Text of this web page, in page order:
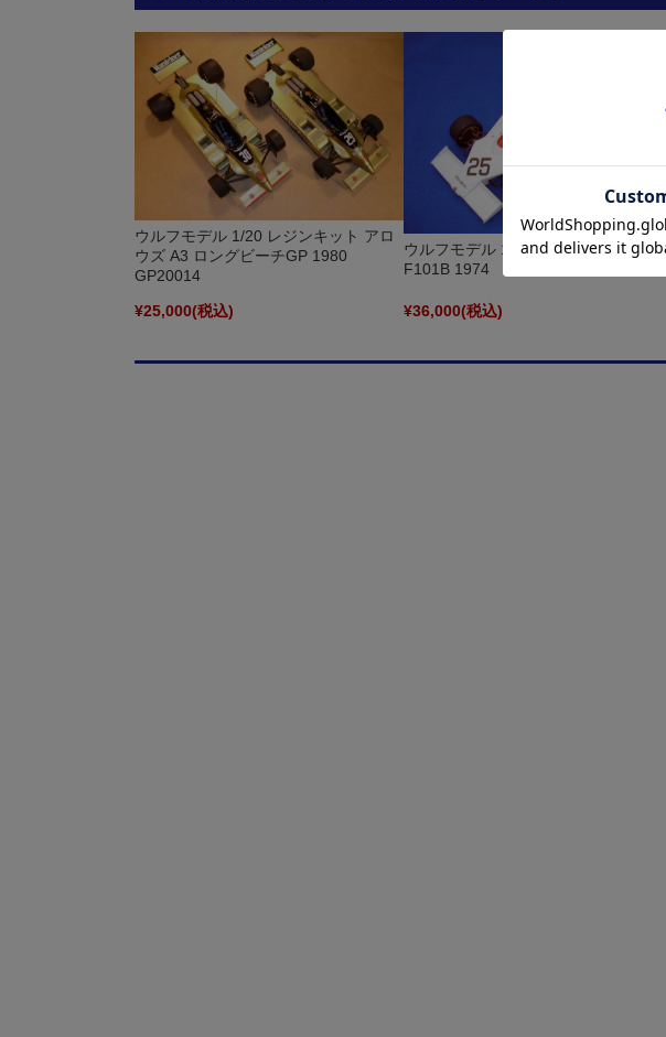
ウルフモデル 1/20 レジンキット アロ
ウズ A3 ロングビーチGP 1980
GP20014
¥25,000(税込)
ウルフモデル 1/20 レジンキット マキ
F101B 1974 GP20087
¥36,000(税込)